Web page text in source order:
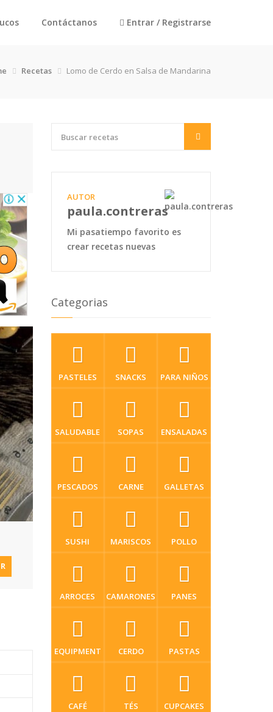
Contáctanos Entrar / Registrarse
Recetas Lomo de Cerdo en Salsa de Mandarina
AUTOR
paula.contreras
Mi pasatiempo favorito es
crear recetas nuevas
Categorias
PASTELES SNACKS PARA NIÑOS
SALUDABLE SOPAS ENSALADAS
PESCADOS CARNE GALLETAS
SUSHI MARISCOS POLLO
ARROCES CAMARONES PANES
EQUIPMENT CERDO PASTAS
CAFÉ TÉS CUPCAKES